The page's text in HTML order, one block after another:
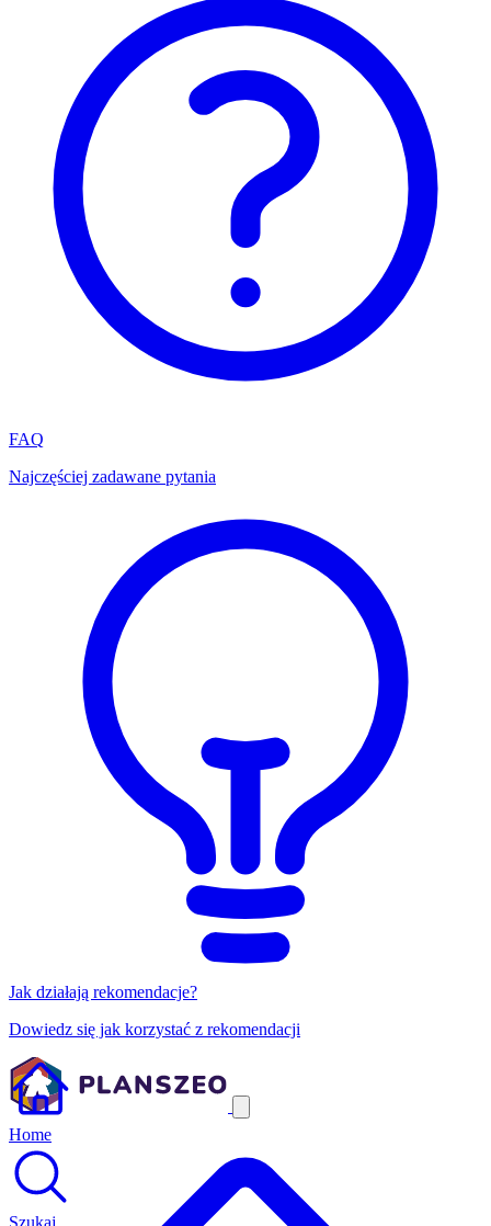
FAQ
Najczęściej zadawane pytania
Jak działają rekomendacje?
Dowiedz się jak korzystać z rekomendacji
Home
Szukaj